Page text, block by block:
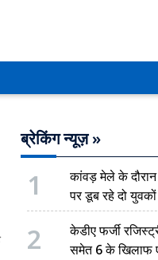
ब्रेकिंग न्यूज़ »
1
कांवड़ मेले के दौरान
पर डूब रहे दो
2
केडीए फर्जी
समेत 6 के